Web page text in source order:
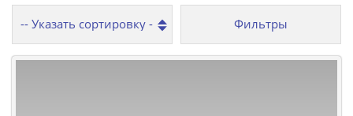
Фильтры